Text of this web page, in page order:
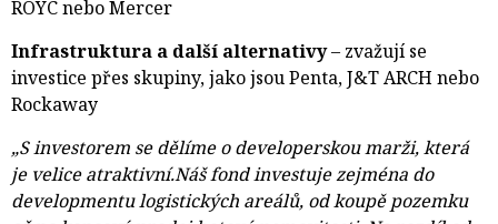
ROYC nebo Mercer
Infrastruktura a další alternativy– zvažují se
investice přes skupiny, jako jsou Penta, J&T ARCH nebo
Rockaway
„S investorem se dělíme o developerskou marži, která
je velice atraktivní.Náš fond investuje zejména do
developmentu logistických areálů, od koupě pozemku